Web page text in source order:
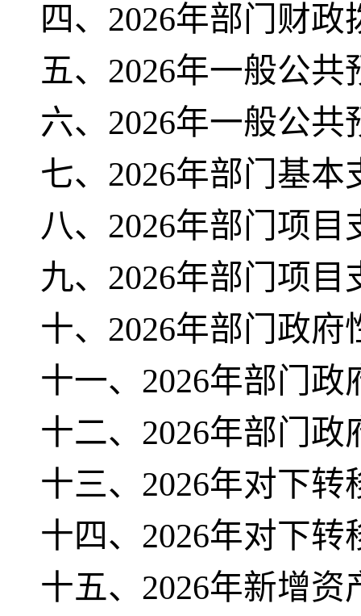
四、2026年部门财
五、2026年一般公
六、2026年一般公
七、2026年部门基本
八、2026年部门项目
九、2026年部门项
十、2026年部门政
十一、2026年部门政
十二、2026年部门
十三、2026年对下转
十四、2026年对下
十五、2026年新增资